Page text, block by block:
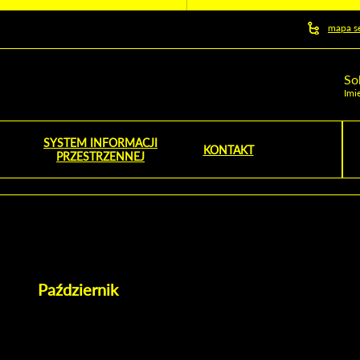
mapa
SYSTEM INFORMACJI
PRZESTRZENNEJ
OTWORZY SIĘ W NOWYM OKNIEKONTAKT
Październik